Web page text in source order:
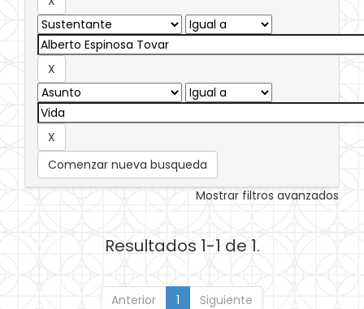
Comenzar nueva busqueda
Mostrar filtros avanzados
Resultados 1-1 de 1.
Anterior 1 Siguiente